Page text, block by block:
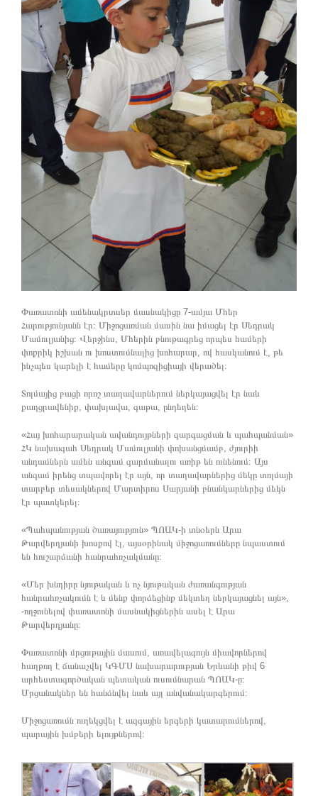
Փառատոնի ամենակրտսեր մասնակիցը 7-ամյա Մհեր
Հարությունյանն էր։ Միջոցառման մասին նա իմացել էր Սեդրակ
Մամուլյանից։ Վերջինս, Մհերին բնութագրեց որպես համերի
փոքրիկ իշխան ու խոստումնալից խոհարար, ով հասկանում է, թե
ինչպես կարելի է համերը կոմպոզիցիայի վերածել։
Տոլմայից բացի որոշ տաղավարներում ներկայացվել էր նաև
քաղցրավենիք, փախլավա, գաթա, ընդեղեն։
«Հայ խոհարարական ավանդույթների զարգացման և պահպանման»
ՀԿ նախագահ Սեդրակ Մամուլյանի փոխանցմամբ, ժյուրիի
անդամներն ամեն անգամ զարմանալու առիթ են ունենում։ Այս
անգամ իրենց տպավորել էր այն, որ տաղավարներից մեկը տոլմայի
տարբեր տեսակներով Մարտիրոս Սարյանի բնանկարներից մեկն
էր պատկերել։
«Պահպանության ծառայություն» ՊՈԱԿ-ի տնօերն Արա
Թարվերդյանի խոսքով էլ, այսօրինակ միջոցառումները նպաստում
են հուշարձանի հանրահռչակմանը։
«Մեր խնդիրը նյութական և ոչ նյութական ժառանգության
հանրահռչակումն է և մենք փորձեցինք մեկտեղ ներկայացնել այն»,
-ողջունելով փառատոնի մասնակիցներին ասել է Արա
Թարվերդյանը։
Փառատոնի մրցութային մասում, առավելագույն միավորներով
հաղթող է ճանաչվել ԿԳՄՍ նախարարության Երևանի թիվ 6
արհեստագործական պետական ուսումնարան ՊՈԱԿ-ը։
Մրցանակներ են հանձնվել նաև այլ անվանակարգերում։
Միջոցառումն ուղեկցվել է ազգային երգերի կատարումներով,
պարային խմբերի ելույթներով։